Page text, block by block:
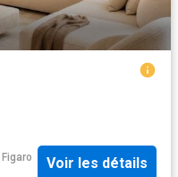
Figaro
Voir les détails